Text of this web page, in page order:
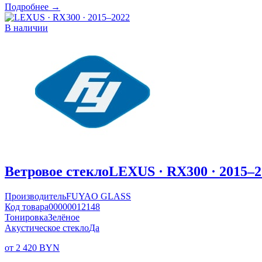
Подробнее →
В наличии
Ветровое стеклоLEXUS · RX300 ·
ПроизводительFUYAO GLASS
Код товара00000012148
ТонировкаЗелёное
Акустическое стеклоДа
от 2 420 BYN